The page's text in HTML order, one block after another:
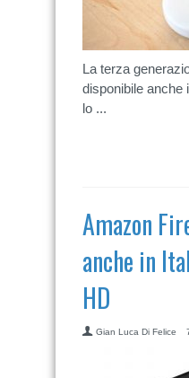
La terza
disponibile anche
lo ...
Amazon
anche in
HD
Gian Luca Di Felice